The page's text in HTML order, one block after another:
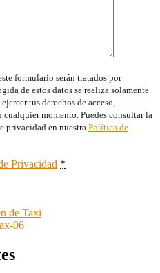
formulario serán tratados por
de estos datos se realiza solamente
tus derechos de acceso,
momento. Puedes consultar la
privacidad en nuestra Política de
Privacidad *
de Taxi
06